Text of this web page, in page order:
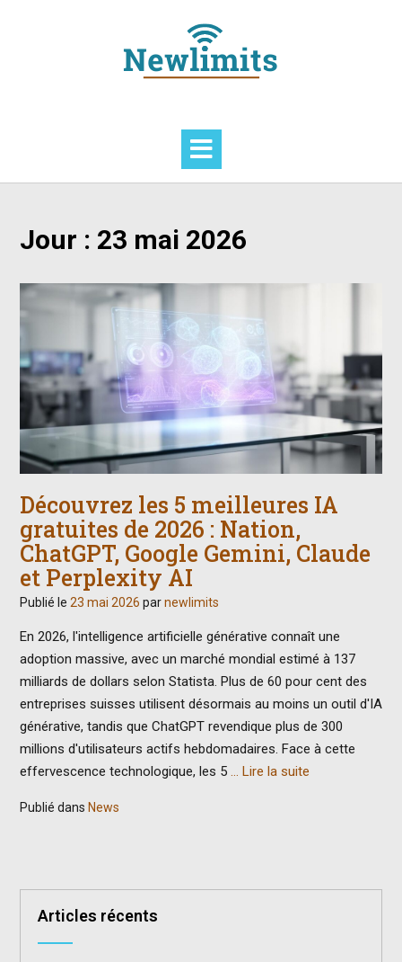
Jour : 23 mai 2026
Découvrez les 5 meilleures IA
gratuites de 2026 : Nation,
ChatGPT, Google Gemini, Claude
et Perplexity AI
Publié le 23 mai 2026 parnewlimits
En 2026, l'intelligence artificielle générative connaît une
adoption massive, avec un marché mondial estimé à 137
milliards de dollars selon Statista. Plus de 60 pour cent des
entreprises suisses utilisent désormais au moins un outil d'IA
générative, tandis que ChatGPT revendique plus de 300
millions d'utilisateurs actifs hebdomadaires. Face à cette
effervescence technologique, les 5 … Lire la suite
Publié dans News
Articles récents